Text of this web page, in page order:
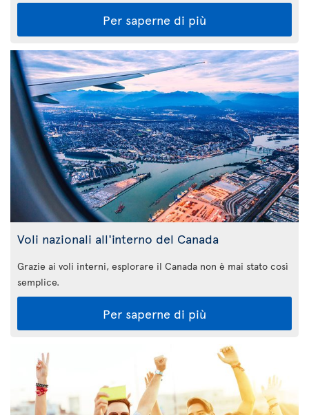
Per saperne di più
Voli nazionali all'interno del Canada
Grazie ai voli interni, esplorare il Canada non è mai stato così
semplice.
Per saperne di più